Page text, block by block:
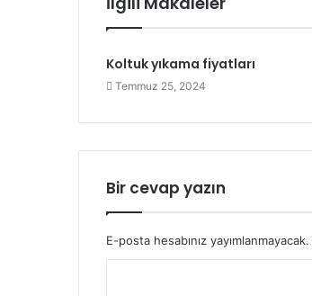
Koltuk yıkama fiyatları
Temmuz 25, 2024
Bir cevap yazın
E-posta hesabınız yayımlanmayacak.